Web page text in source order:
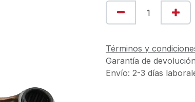
Términos y
Garantía de
Envío: 2-3 días